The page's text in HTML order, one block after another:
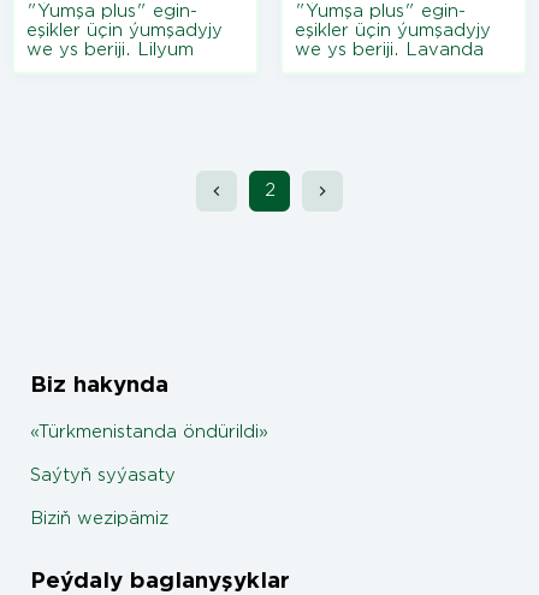
"Ýumşa plus" egin-
eşikler üçin ýumşadyjy
we ys beriji. Lilyum
"Ýumşa plus" egin-
eşikler üçin ýumşadyjy
we ys beriji. Lavanda
2
Biz hakynda
«Türkmenistanda öndürildi»
Saýtyň syýasaty
Biziň wezipämiz
Peýdaly baglanyşyklar